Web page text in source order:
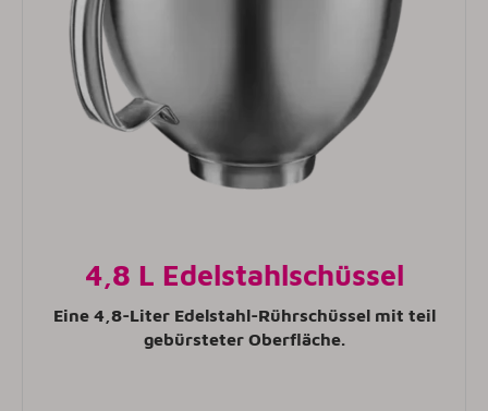
4,8 L Edelstahlschüssel
Eine 4,8-Liter Edelstahl-Rührschüssel mit teil
gebürsteter Oberfläche.